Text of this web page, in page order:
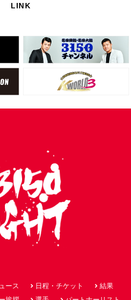
LINK
ース 日程・チケット
結果